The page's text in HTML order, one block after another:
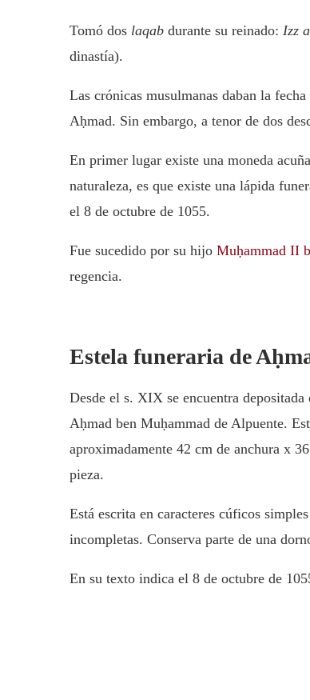
Tomó dos laqab durante su reinado: Izz
dinastía).
Las crónicas musulmanas daban la
Aḥmad. Sin embargo, a tenor de dos
En primer lugar existe una moneda
naturaleza, es que existe una lápida
el 8 de octubre de 1055.
Fue sucedido por su hijo Muḥammad II
regencia.
Estela funeraria de
Desde el s. XIX se encuentra
Aḥmad ben Muḥammad de Alpuente.
aproximadamente 42 cm de anchura x
pieza.
Está escrita en caracteres cúficos
incompletas. Conserva parte de una
En su texto indica el 8 de octubre de